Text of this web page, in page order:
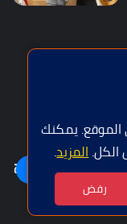
الموقع. يمكنك
الكل.المزيد.
رفض
الجدل والفرصة
إلى الاحتراق ، هل أصبح
اللغة | Langue